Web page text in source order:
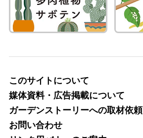
このサイトについて
媒体資料・広告掲載について
ガーデンストーリーへの取材依頼
お問い合わせ